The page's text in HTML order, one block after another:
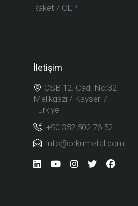
Raket / CLP
İletişim
OSB 12. Cad. No:32
Melikgazi / Kayseri /
Türkiye
+90 352 502 76 52
info@orkumetal.com